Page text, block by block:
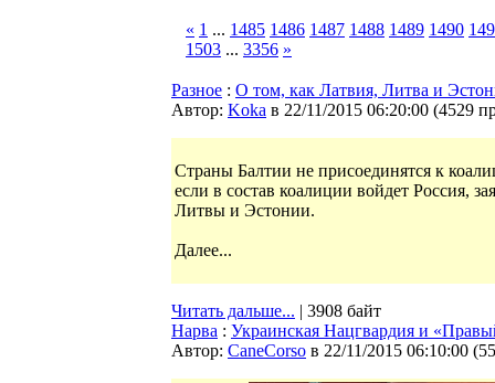
« 1 ... 1485 1486 1487 1488 1489 1490
1503 ... 3356 »
Разное : О том, как Латвия, Литва и
Автор: Koka в 22/11/2015 06:20:00 (4529
Страны Балтии не присоединятся к
если в состав коалиции войдет Россия,
Литвы и Эстонии.
Далее...
Читать дальше... | 3908 байт
Нарва : Украинская Нацгвардия и
Автор: CaneCorso в 22/11/2015 06:10:00 (